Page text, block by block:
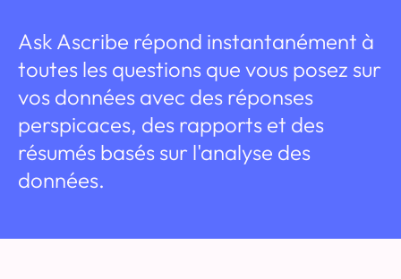
Ask Ascribe répond instantanément à
toutes les questions que vous posez sur
vos données avec des réponses
perspicaces, des rapports et des
résumés basés sur l'analyse des
données.